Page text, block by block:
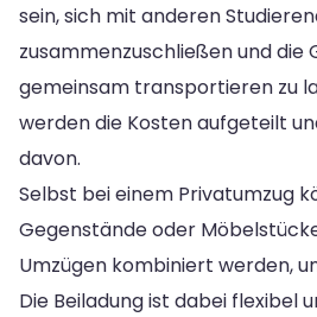
sein, sich mit anderen
zusammenzuschließen und die
gemeinsam transportieren zu
werden die Kosten aufgeteilt
davon.
Selbst bei einem Privatumzug
Gegenstände oder
Umzügen kombiniert werden,
Die Beiladung ist dabei flexibel